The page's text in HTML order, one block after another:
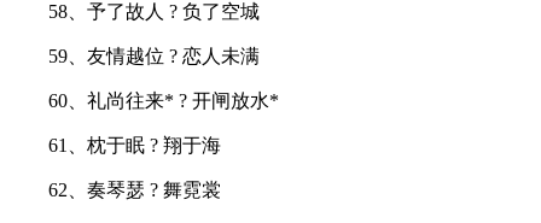
58、予了故人 ? 负了空城
59、友情越位 ? 恋人未满
60、礼尚往来* ? 开闸放水*
61、枕于眠 ? 翔于海
62、奏琴瑟 ? 舞霓裳